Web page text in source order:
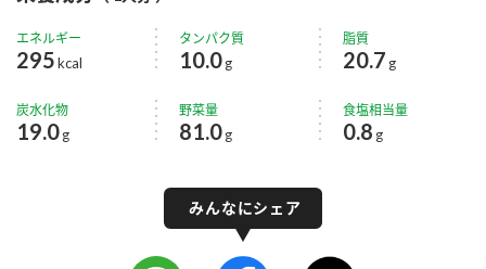
エネルギー
295kcal
タンパク質
10.0g
脂質
20.7 g
炭水化物
19.0g
野菜量
81.0g
食塩相当量
0.8 g